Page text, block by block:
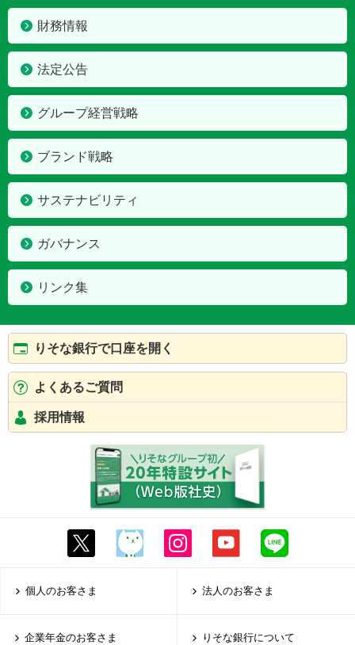
財務情報
法定公告
グループ経営戦略
ブランド戦略
サステナビリティ
ガバナンス
リンク集
りそな銀行で口座を開く
よくあるご質問
採用情報
個人のお客さま 法人のお客さま
企業年金のお客さま りそな銀行について